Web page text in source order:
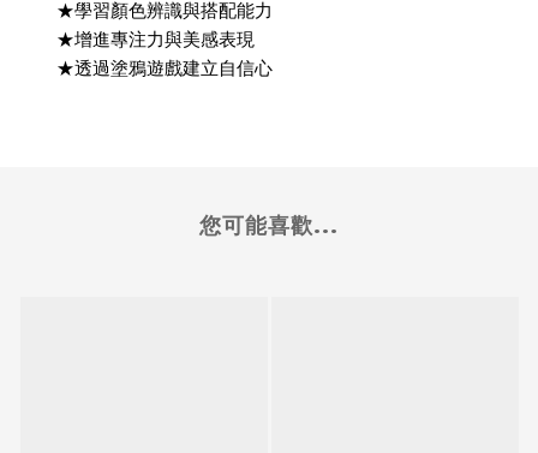
★學習顏色辨識與搭配能力
★增進專注力與美感表現
★透過塗鴉遊戲建立自信心
您可能喜歡...